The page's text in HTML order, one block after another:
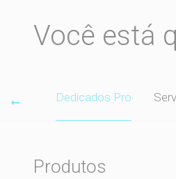
Você está
Dedicados Pro
Produtos